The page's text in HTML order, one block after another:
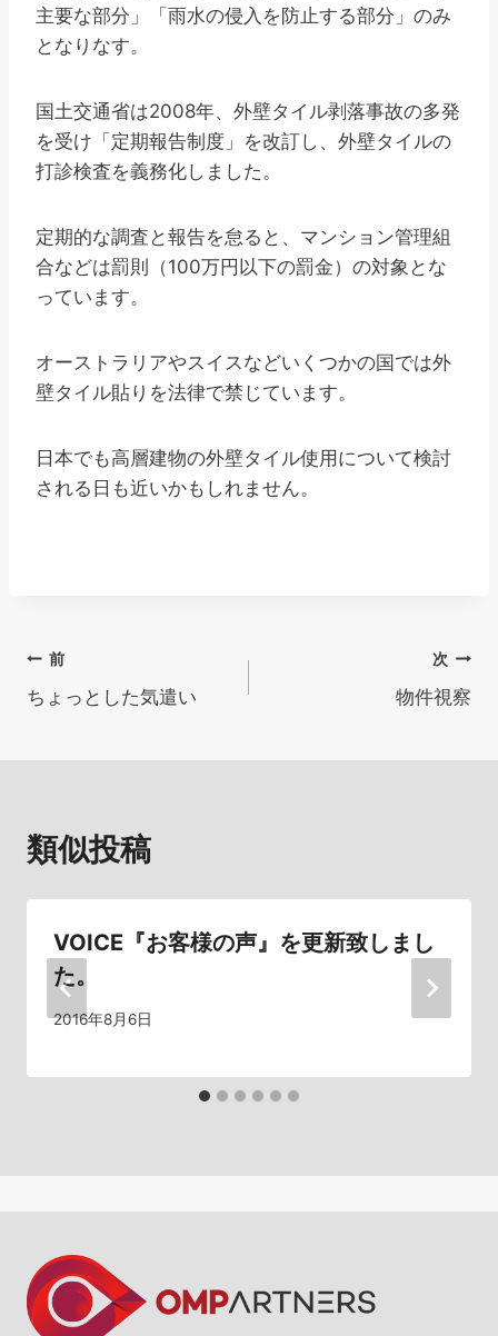
主要な部分」「雨水の侵入を防止する部分」のみ
となりなす。
国土交通省は2008年、外壁タイル剥落事故の多発
を受け「定期報告制度」を改訂し、外壁タイルの
打診検査を義務化しました。
定期的な調査と報告を怠ると、マンション管理組
合などは罰則（100万円以下の罰金）の対象とな
っています。
オーストラリアやスイスなどいくつかの国では外
壁タイル貼りを法律で禁じています。
日本でも高層建物の外壁タイル使用について検討
される日も近いかもしれません。
投
稿
ゲ
ー
シ
ョ
前
ちょっとした気遣い
次
物件視察
類似投稿
VOICE『お客様の声』を更新致しまし
た。
2016年8月6日